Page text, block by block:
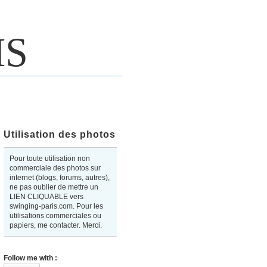
Utilisation des photos
Pour toute utilisation non
commerciale des photos sur
internet (blogs, forums, autres),
ne pas oublier de mettre un
LIEN CLIQUABLE vers
swinging-paris.com. Pour les
utilisations commerciales ou
papiers, me contacter. Merci.
Follow me with :